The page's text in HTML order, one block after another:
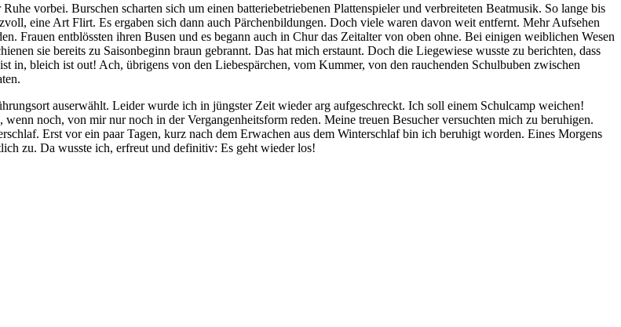
vorbei. Burschen scharten sich um einen batteriebetriebenen Plattenspieler und verbreiteten Beatmusik. So lange bis
eine Art Flirt. Es ergaben sich dann auch Pärchenbildungen. Doch viele waren davon weit entfernt. Mehr Aufsehen
Frauen entblössten ihren Busen und es begann auch in Chur das Zeitalter von oben ohne. Bei einigen weiblichen Wesen
sie bereits zu Saisonbeginn braun gebrannt. Das hat mich erstaunt. Doch die Liegewiese wusste zu berichten, dass
in, bleich ist out! Ach, übrigens von den Liebespärchen, vom Kummer, von den rauchenden Schulbuben zwischen
auserwählt. Leider wurde ich in jüngster Zeit wieder arg aufgeschreckt. Ich soll einem Schulcamp weichen!
noch, von mir nur noch in der Vergangenheitsform reden. Meine treuen Besucher versuchten mich zu beruhigen.
Erst vor ein paar Tagen, kurz nach dem Erwachen aus dem Winterschlaf bin ich beruhigt worden. Eines Morgens
zu. Da wusste ich, erfreut und definitiv: Es geht wieder los!